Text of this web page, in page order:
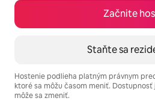
Začnite
Staňte sa
Hostenie podlieha platným právnym
ktoré sa môžu časom meniť. Dostupnosť
môže sa zmeniť.